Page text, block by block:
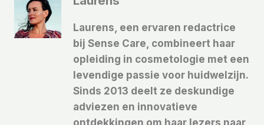
Laurens, een ervaren redactrice
bij Sense Care, combineert haar
opleiding in cosmetologie met een
levendige passie voor huidwelzijn.
Sinds 2013 deelt ze deskundige
adviezen en innovatieve
ontdekkingen om haar lezers naar